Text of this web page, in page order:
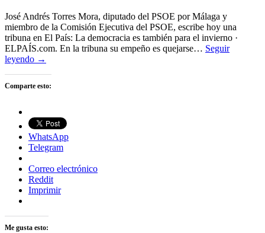
José Andrés Torres Mora, diputado del PSOE por Málaga y
miembro de la Comisión Ejecutiva del PSOE, escribe hoy una
tribuna en El País: La democracia es también para el invierno ·
ELPAÍS.com. En la tribuna su empeño es quejarse… Seguir
leyendo →
Comparte esto:
WhatsApp
Telegram
Correo electrónico
Reddit
Imprimir
Me gusta esto: